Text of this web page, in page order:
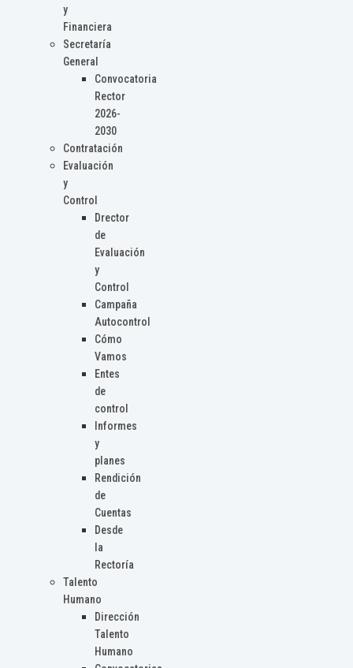
y
Financiera
Secretaría
General
Convocatoria
Rector
2026-
2030
Contratación
Evaluación
y
Control
Drector
de
Evaluación
y
Control
Campaña
Autocontrol
Cómo
Vamos
Entes
de
control
Informes
y
planes
Rendición
de
Cuentas
Desde
la
Rectoría
Talento
Humano
Dirección
Talento
Humano